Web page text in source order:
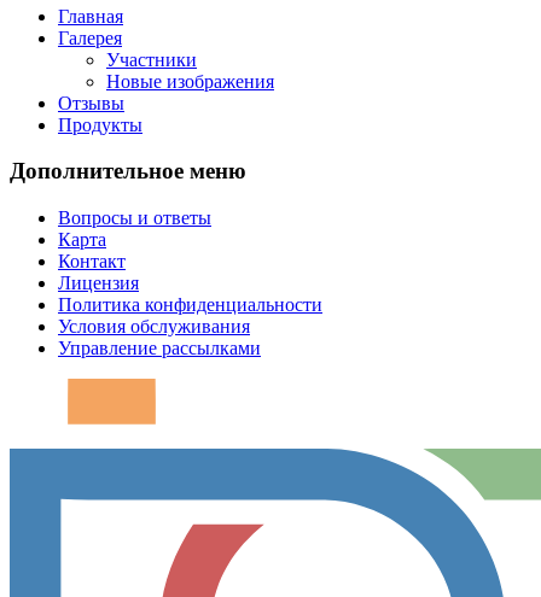
Главная
Галерея
Участники
Новые изображения
Отзывы
Продукты
Дополнительное меню
Вопросы и ответы
Карта
Контакт
Лицензия
Политика конфиденциальности
Условия обслуживания
Управление рассылками